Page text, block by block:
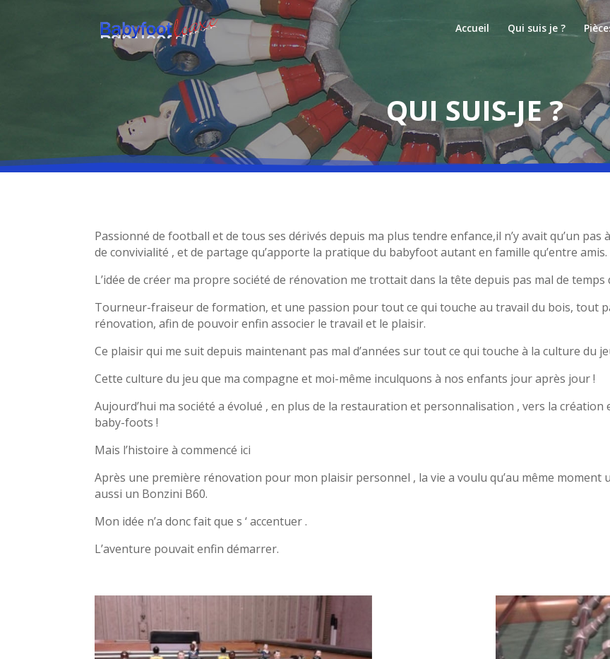
Accueil Qui suis je ?
QUI SUIS-JE ?
Passionné de football et de tous ses dérivés depuis ma plus tendre enfance,il n’y avait qu’un
de convivialité , et de partage qu’apporte la pratique du babyfoot autant en famille qu’entre amis.
L’idée de créer ma propre société de rénovation me trottait dans la tête depuis pas mal de temps
Tourneur-fraiseur de formation, et une passion pour tout ce qui touche au travail du bois, tout
rénovation, afin de pouvoir enfin associer le travail et le plaisir.
Ce plaisir qui me suit depuis maintenant pas mal d’années sur tout ce qui touche à la culture du
Cette culture du jeu que ma compagne et moi-même inculquons à nos enfants jour après jour !
Aujourd’hui ma société a évolué , en plus de la restauration et personnalisation , vers la
baby-foots !
Mais l’histoire à commencé ici
Après une première rénovation pour mon plaisir personnel , la vie a voulu qu’au même moment
aussi un Bonzini B60.
Mon idée n’a donc fait que s ‘ accentuer .
L’aventure pouvait enfin démarrer.